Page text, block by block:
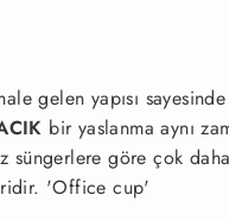
gelen yapısı
bir yaslanma aynı
süngerlere göre çok
'Office cup'